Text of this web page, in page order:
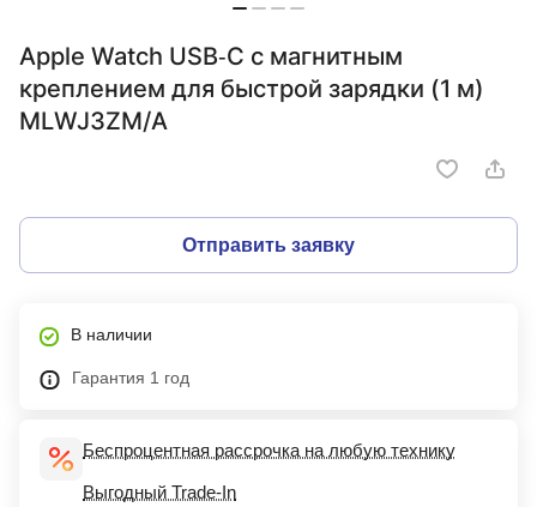
Apple Watch USB‑C с магнитным
креплением для быстрой зарядки (1 м)
MLWJ3ZM/A
Отправить заявку
В наличии
Гарантия 1 год
Беспроцентная рассрочка на любую технику
Выгодный Trade-In